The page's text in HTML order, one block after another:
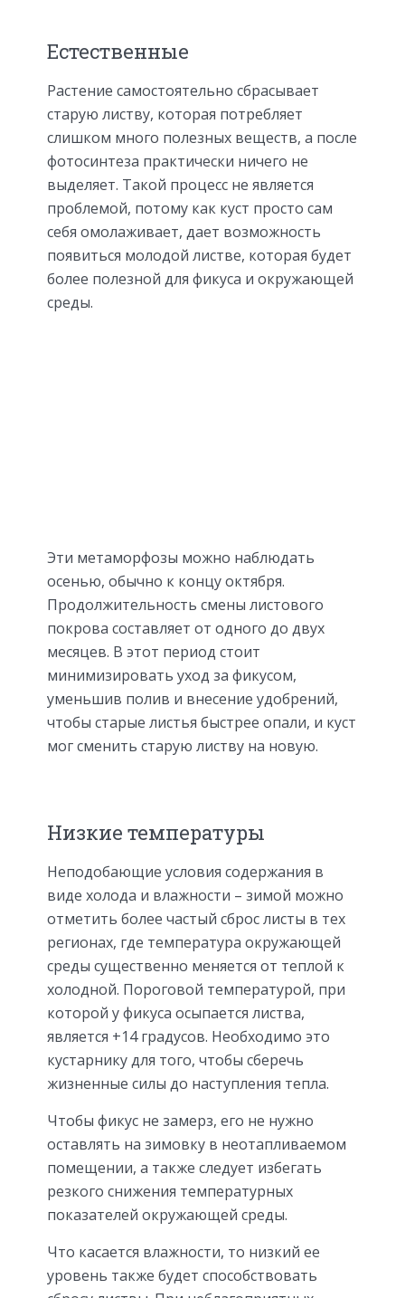
Естественные
Растение самостоятельно сбрасывает
старую листву, которая потребляет
слишком много полезных веществ, а после
фотосинтеза практически ничего не
выделяет. Такой процесс не является
проблемой, потому как куст просто сам
себя омолаживает, дает возможность
появиться молодой листве, которая будет
более полезной для фикуса и окружающей
среды.
Эти метаморфозы можно наблюдать
осенью, обычно к концу октября.
Продолжительность смены листового
покрова составляет от одного до двух
месяцев. В этот период стоит
минимизировать уход за фикусом,
уменьшив полив и внесение удобрений,
чтобы старые листья быстрее опали, и куст
мог сменить старую листву на новую.
Низкие температуры
Неподобающие условия содержания в
виде холода и влажности – зимой можно
отметить более частый сброс листы в тех
регионах, где температура окружающей
среды существенно меняется от теплой к
холодной. Пороговой температурой, при
которой у фикуса осыпается листва,
является +14 градусов. Необходимо это
кустарнику для того, чтобы сберечь
жизненные силы до наступления тепла.
Чтобы фикус не замерз, его не нужно
оставлять на зимовку в неотапливаемом
помещении, а также следует избегать
резкого снижения температурных
показателей окружающей среды.
Что касается влажности, то низкий ее
уровень также будет способствовать